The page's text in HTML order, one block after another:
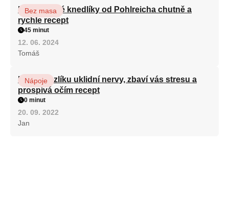
Karlovarské knedlíky od Pohlreicha chutně a
rychle recept
Bez masa
45 minut
12. 06. 2024
Tomáš
Kořen kozlíku uklidní nervy, zbaví vás stresu a
prospívá očím recept
Nápoje
0 minut
20. 09. 2022
Jan